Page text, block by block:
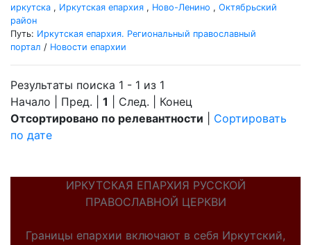
иркутска , Иркутская епархия , Ново-Ленино , Октябрьский
район
Путь: Иркутская епархия. Региональный православный
портал / Новости епархии
Результаты поиска 1 - 1 из 1
Начало | Пред. | 1 | След. | Конец
Отсортировано по релевантности
Сортировать
по дате
ИРКУТСКАЯ ЕПАРХИЯ РУССКОЙ
ПРАВОСЛАВНОЙ ЦЕРКВИ
Границы епархии включают в себя Иркутский,